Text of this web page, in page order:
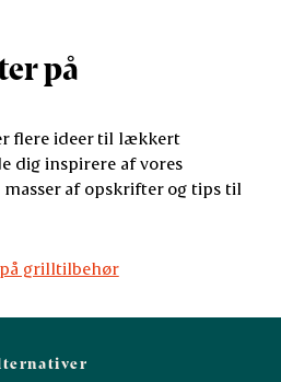
på
flere ideer til lækkert
dig inspirere af vores
af opskrifter og tips til
grilltilbehør